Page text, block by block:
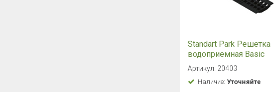
Standart Park Решетка
водоприемная Basic
DN100 чугунная
(ячеиcтая)
Артикул: 20403
Наличие: Уточняйте